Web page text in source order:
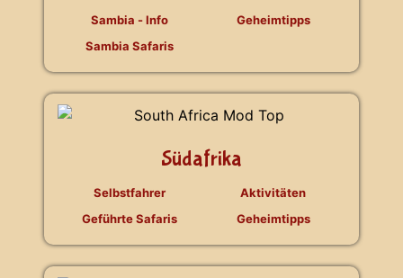
Sambia - Info
Sambia Safaris
Geheimtipps
Südafrika
Selbstfahrer
Geführte Safaris
Aktivitäten
Geheimtipps